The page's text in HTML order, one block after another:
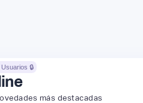
🔒
más destacadas